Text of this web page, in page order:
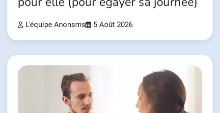
L'équipe Anonsms 5 Août 2026